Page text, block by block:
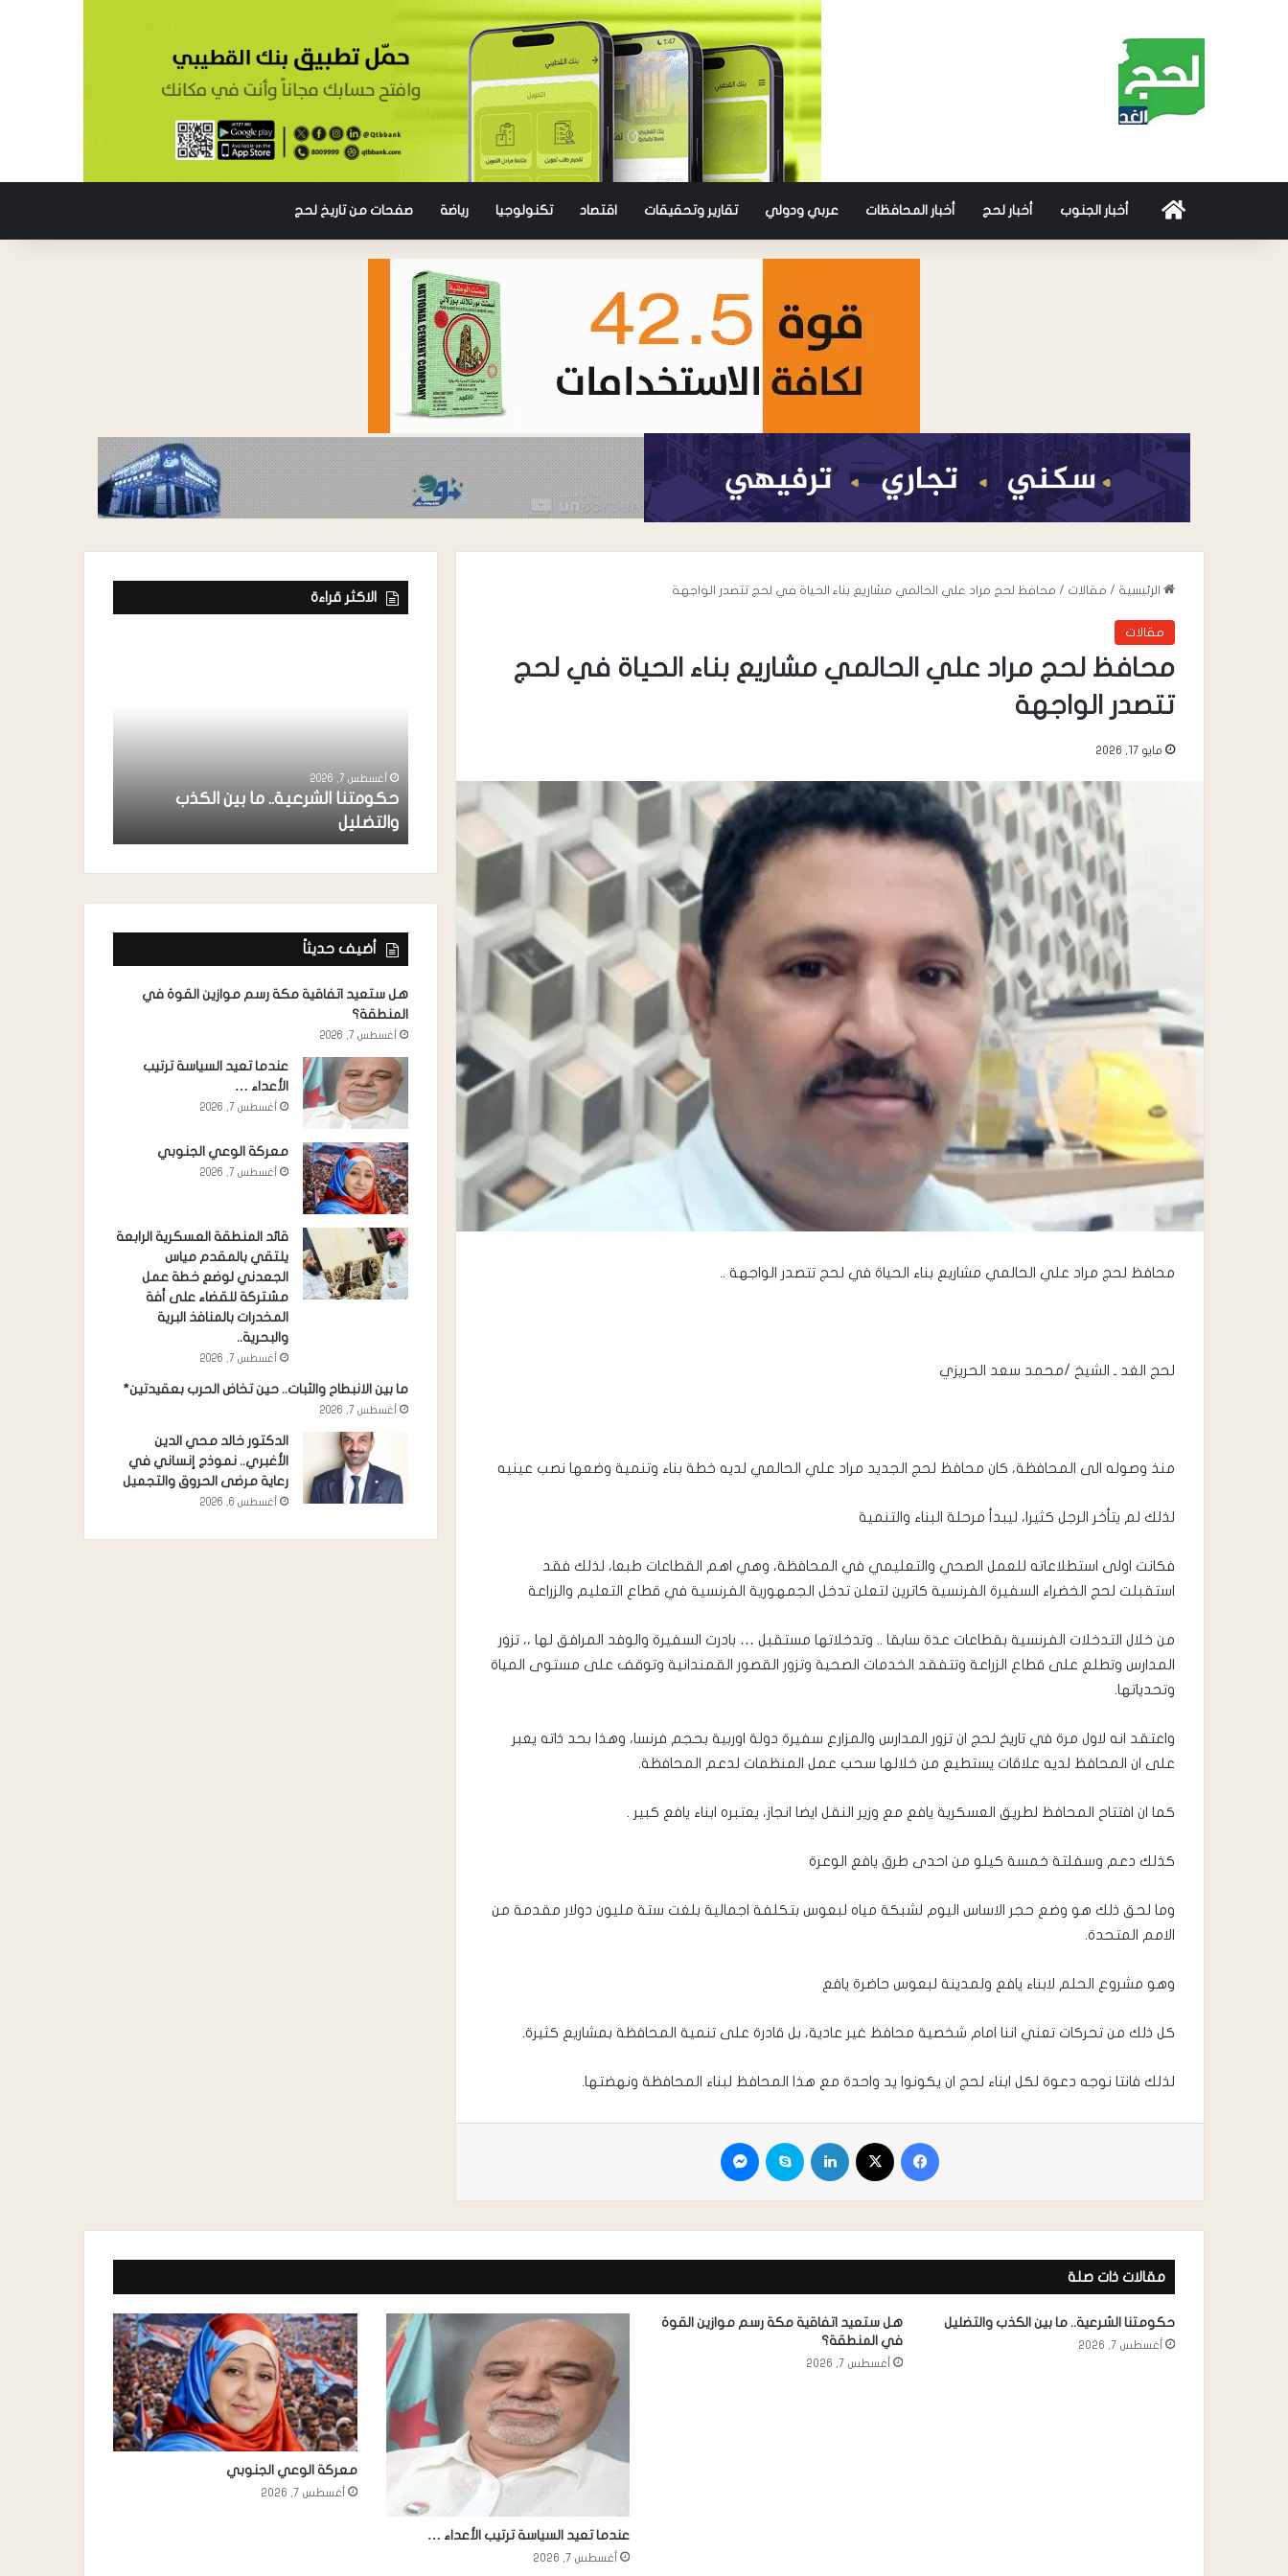
أخبار الجنوب أخبار لحج أخبار المحافظات عربي ودولي تقارير وتحقيقات اقتصاد تكنولوجيا رياضة صفحات من تاريخ لحج
الرئيسية / مقالات / محافظ لحج مراد علي الحالمي مشاريع بناء الحياة في لحج تتصدر الواجهة
مقالات
محافظ لحج مراد علي الحالمي مشاريع بناء الحياة في لحج
تتصدر الواجهة
مايو 17, 2026
محافظ لحج مراد علي الحالمي مشاريع بناء الحياة في لحج تتصدر الواجهة ..
لحج الغد ـ الشيخ /محمد سعد الحريزي
منذ وصوله الى المحافظة، كان محافظ لحج الجديد مراد علي الحالمي لديه خطة بناء وتنمية وضعها نصب عينيه
لذلك لم يتأخر الرجل كثيرا، ليبدأ مرحلة البناء والتنمية
فكانت اولى استطلاعاته للعمل الصحي والتعليمي في المحافظة، وهي اهم القطاعات طبعا، لذلك فقد
استقبلت لحج الخضراء السفيرة الفرنسية كاترين لتعلن تدخل الجمهورية الفرنسية في قطاع التعليم والزراعة
من خلال التدخلات الفرنسية بقطاعات عدة سابقا .. وتدخلاتها مستقبل … بادرت السفيرة والوفد المرافق لها ،، تزور
المدارس وتطلع على قطاع الزراعة وتتفقد الخدمات الصحية وتزور القصور القمندانية وتوقف على مستوى المياة
وتحدياتها.
واعتقد انه لاول مرة في تاريخ لحج ان تزور المدارس والمزارع سفيرة دولة اوربية بحجم فرنسا، وهذا بحد ذاته يعبر
على ان المحافظ لديه علاقات يستطيع من خلالها سحب عمل المنظمات لدعم المحافظة.
كما ان افتتاح المحافظ لطريق العسكرية يافع مع وزير النقل ايضا انجاز، يعتبره ابناء يافع كبير .
كذلك دعم وسفلتة خمسة كيلو من احدى طرق يافع الوعرة
وما لحق ذلك هو وضع حجر الاساس اليوم لشبكة مياه لبعوس بتكلفة اجمالية بلغت ستة مليون دولار مقدمة من
الامم المتحدة.
وهو مشروع الحلم لابناء يافع ولمدينة لبعوس حاضرة يافع
كل ذلك من تحركات تعني اننا امام شخصية محافظ غير عادية، بل قادرة على تنمية المحافظة بمشاريع كثيرة.
لذلك فانتا نوجه دعوة لكل ابناء لحج ان يكونوا يد واحدة مع هذا المحافظ لبناء المحافظة ونهضتها.
الاكثر قراءة
أغسطس 7, 2026
عندما تعيد السياسة ترتيب الأعداء …
واتحاد الكرة بلحج بشأن نظام دوري
الدرجة الثالثة
أغسطس 7, 2026
حكومتنا الشرعية.. ما بين الكذب
والتضليل
أضيف حديثاً
هل ستعيد اتفاقية مكة رسم موازين القوة في
المنطقة؟
أغسطس 7, 2026
عندما تعيد السياسة ترتيب
الأعداء …
أغسطس 7, 2026
معركة الوعي الجنوبي
أغسطس 7, 2026
قائد المنطقة العسكرية الرابعة
يلتقي بالمقدم مياس
الجعدني لوضع خطة عمل
مشتركة للقضاء على أفة
المخدرات بالمنافذ البرية
والبحرية..
أغسطس 7, 2026
ما بين الانبطاح والثبات.. حين تخاض الحرب بعقيدتين*
أغسطس 7, 2026
الدكتور خالد محي الدين
الأغبري.. نموذج إنساني في
رعاية مرضى الحروق والتجميل
أغسطس 6, 2026
مقالات ذات صلة
حكومتنا الشرعية.. ما بين الكذب والتضليل
أغسطس 7, 2026
هل ستعيد اتفاقية مكة رسم موازين القوة
في المنطقة؟
أغسطس 7, 2026
عندما تعيد السياسة ترتيب الأعداء …
أغسطس 7, 2026
معركة الوعي الجنوبي
أغسطس 7, 2026